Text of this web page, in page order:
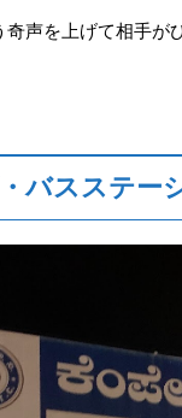
奇声を上げて相手が
バスステー